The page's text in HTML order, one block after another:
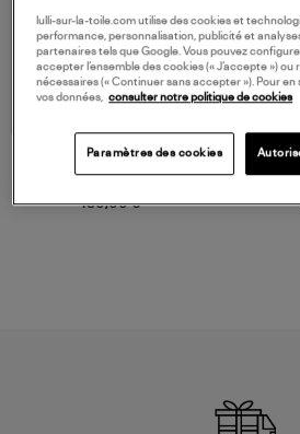
480,00 €
lulli-sur-la-toile.com utilise des cookies et
performance, personnalisation, publicité et
partenaires tels que Google. Vous pouvez
accepter l’ensemble des cookies (« J’accepte »)
nécessaires (« Continuer sans accepter »). Pour en
vos données,
consulter notre politique de cookies
Paramètres des cookies